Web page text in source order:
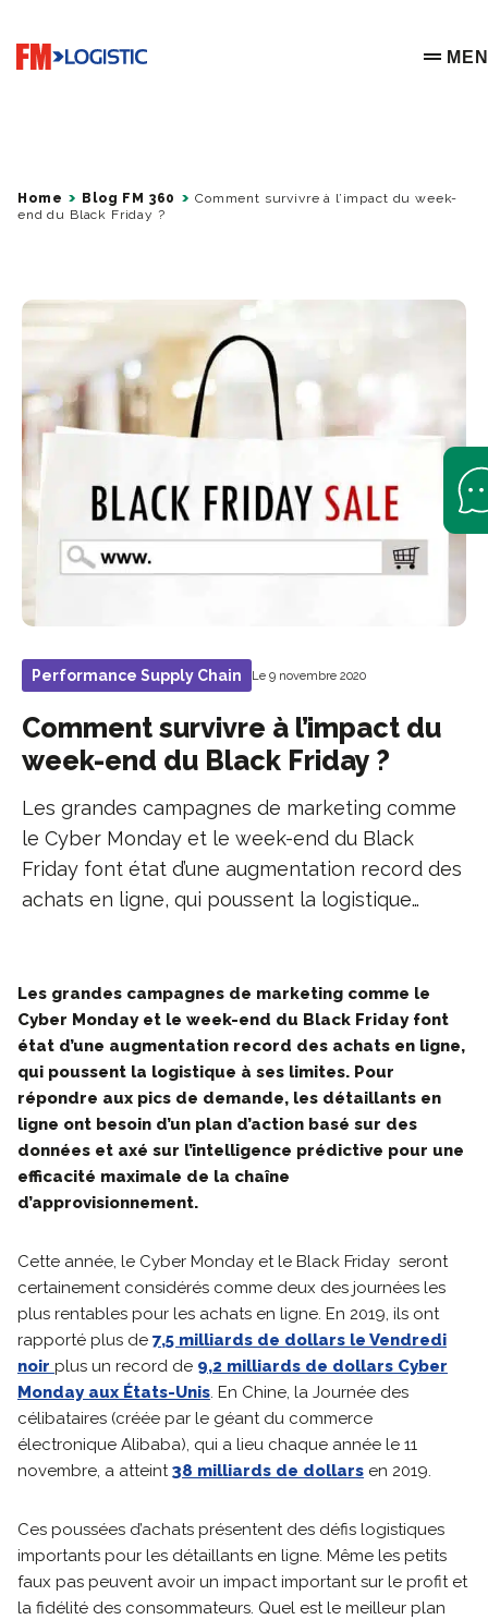
Go to home page
OPEN
Home Blog FM 360
Comment survivre à l’impact du week-
end du Black Friday ?
Performance Supply Chain Le 9 novembre 2020
Comment survivre à l’impact du
week-end du Black Friday ?
Les grandes campagnes de marketing comme
le Cyber Monday et le week-end du Black
Friday font état d’une augmentation record des
achats en ligne, qui poussent la logistique…
Les grandes campagnes de marketing comme le
Cyber Monday et le week-end du Black Friday font
état d’une augmentation record des achats en ligne,
qui poussent la logistique à ses limites. Pour
répondre aux pics de demande, les détaillants en
ligne ont besoin d’un plan d’action basé sur des
données et axé sur l’intelligence prédictive pour une
efficacité maximale de la chaîne
d’approvisionnement.
Cette année, le Cyber Monday et le Black Friday seront
certainement considérés comme deux des journées les
plus rentables pour les achats en ligne. En 2019, ils ont
rapporté plus de 7,5 milliards de dollars le Vendredi
noir plus un record de 9,2 milliards de dollars Cyber
Monday aux États-Unis. En Chine, la Journée des
célibataires (créée par le géant du commerce
électronique Alibaba), qui a lieu chaque année le 11
novembre, a atteint38 milliards de dollars en 2019.
Ces poussées d’achats présentent des défis logistiques
importants pour les détaillants en ligne. Même les petits
faux pas peuvent avoir un impact important sur le profit et
la fidélité des consommateurs. Quel est le meilleur plan